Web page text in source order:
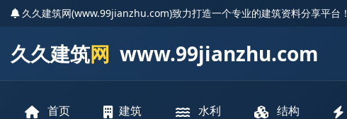
久久建筑网(www.99jianzhu.com)致力打造一个专业的建筑资料分享平台！
久久建筑网 www.99jianzhu.com
首页 建筑 水利 结构